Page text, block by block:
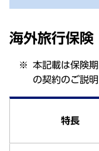
海外旅行保険
本記載は保険
の契約のご説明
特長